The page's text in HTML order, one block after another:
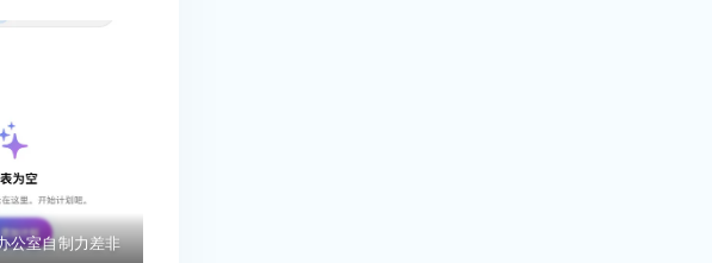
公室自制力差非